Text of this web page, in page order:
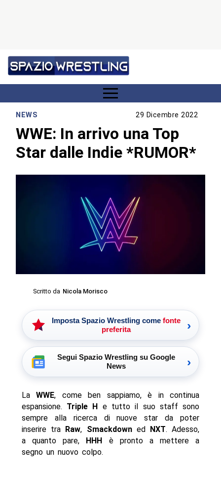
NEWS 29 Dicembre 2022
WWE: In arrivo una Top
Star dalle Indie *RUMOR*
Scritto da Nicola Morisco
Imposta Spazio Wrestling come fonte
preferita
›
Segui Spazio Wrestling su Google
News
›
LaWWE, come ben sappiamo, è in continua
espansione. Triple H e tutto il suo staff sono
sempre alla ricerca di nuove star da poter
inserire tra
Raw, Smackdown ed NXT. Adesso,
a quanto pare,
HHH è pronto a mettere a
segno un nuovo colpo.